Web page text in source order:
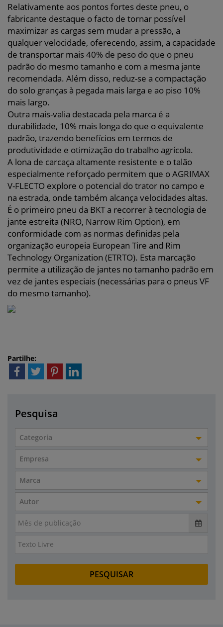
Relativamente aos pontos fortes deste pneu, o
fabricante destaque o facto de tornar possível
maximizar as cargas sem mudar a pressão, a
qualquer velocidade, oferecendo, assim, a capacidade
de transportar mais 40% de peso do que o pneu
padrão do mesmo tamanho e com a mesma jante
recomendada. Além disso, reduz-se a compactação
do solo granças à pegada mais larga e ao piso 10%
mais largo.
Outra mais-valia destacada pela marca é a
durabilidade, 10% mais longa do que o equivalente
padrão, trazendo benefícios em termos de
produtividade e otimização do trabalho agrícola.
A lona de carcaça altamente resistente e o talão
especialmente reforçado permitem que o AGRIMAX
V-FLECTO explore o potencial do trator no campo e
na estrada, onde também alcança velocidades altas.
É o primeiro pneu da BKT a recorrer à tecnologia de
jante estreita (NRO, Narrow Rim Option), em
conformidade com as normas definidas pela
organização europeia European Tire and Rim
Technology Organization (ETRTO). Esta marcação
permite a utilização de jantes no tamanho padrão em
vez de jantes especiais (necessárias para o pneus VF
do mesmo tamanho).
Partilhe:
Pesquisa
Categoria
Empresa
Marca
Autor